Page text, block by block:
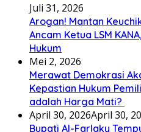
Juli 31, 2026
Arogan! Mantan
Ancam Ketua LSM
Hukum
Mei 2, 2026
Merawat Demokrasi
Kepastian Hukum
adalah Harga Mati? ‎
April 30, 2026April 30,
Bupati Al-Farlaky